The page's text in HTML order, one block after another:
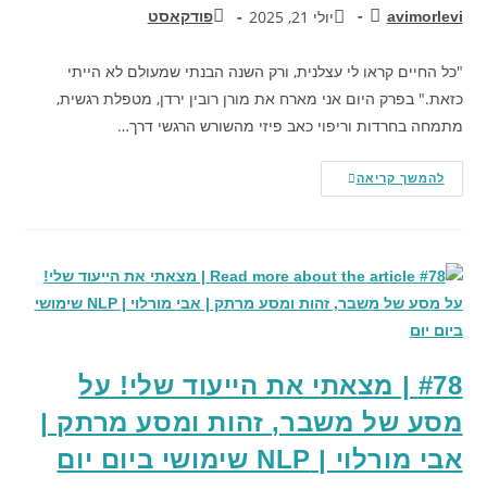
avimorlevi יולי 21, 2025 פודקאסט
"כל החיים קראו לי עצלנית, ורק השנה הבנתי שמעולם לא הייתי
כזאת." בפרק היום אני מארח את מורן רובין ירדן, מטפלת רגשית,
מתמחה בחרדות וריפוי כאב פיזי מהשורש הרגשי דרך…
להמשך קריאה
#78 | מצאתי את הייעוד שלי! על
מסע של משבר, זהות ומסע מרתק |
אבי מורלוי | NLP שימושי ביום יום